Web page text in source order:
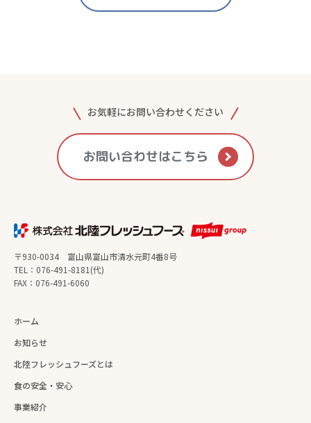
お気軽にお問い合わせください
お問い合わせはこちら
〒930-0034 富山県富山市清水元町4番8号
TEL：076-491-8181(代)
FAX：076-491-6060
ホーム
お知らせ
北陸フレッシュフーズとは
食の安全・安心
事業紹介